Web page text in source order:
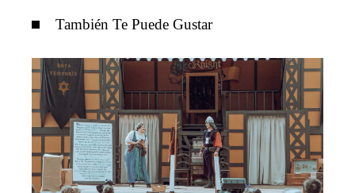
También Te Puede Gustar